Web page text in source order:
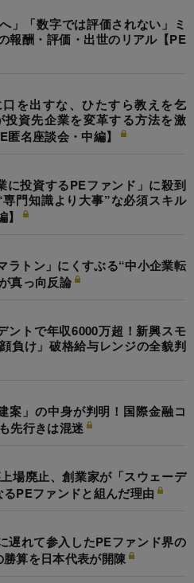
」「数字では評価されない」ミ
報酬・評価・出世のリアル【PE
口を出すな、ひたすら教えを乞
資先企業を変革する方法を激
名座談会・中編】
に投資するPEファンド」に殺到
門知識より大事”な必須スキル
ラトン」にくすぶる“中小企業転
真っ向反論
ントで年収6000万超！新興スモ
負け」破格給与レンジの全貌判
案」の中身が判明！国際金融コ
先行きは混迷
場廃止、創業家が「スウェーデ
PEファンドと組んだ理由
遅れて参入したPEファンド界の
勝算を日本代表が開陳